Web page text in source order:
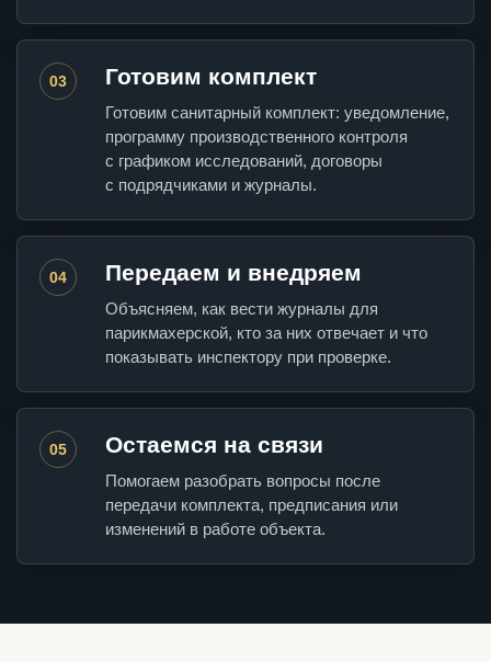
03 Готовим комплект
Готовим санитарный комплект: уведомление,
программу производственного контроля
с графиком исследований, договоры
с подрядчиками и журналы.
04 Передаем и внедряем
Объясняем, как вести журналы для
парикмахерской, кто за них отвечает и что
показывать инспектору при проверке.
05 Остаемся на связи
Помогаем разобрать вопросы после
передачи комплекта, предписания или
изменений в работе объекта.